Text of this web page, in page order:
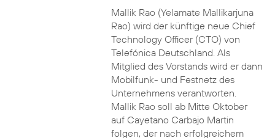
Mallik Rao (Yelamate Mallikarjuna
Rao) wird der künftige neue Chief
Technology Officer (CTO) von
Telefónica Deutschland. Als
Mitglied des Vorstands wird er dann
Mobilfunk- und Festnetz des
Unternehmens verantworten.
Mallik Rao soll ab Mitte Oktober
auf Cayetano Carbajo Martin
folgen, der nach erfolgreichem